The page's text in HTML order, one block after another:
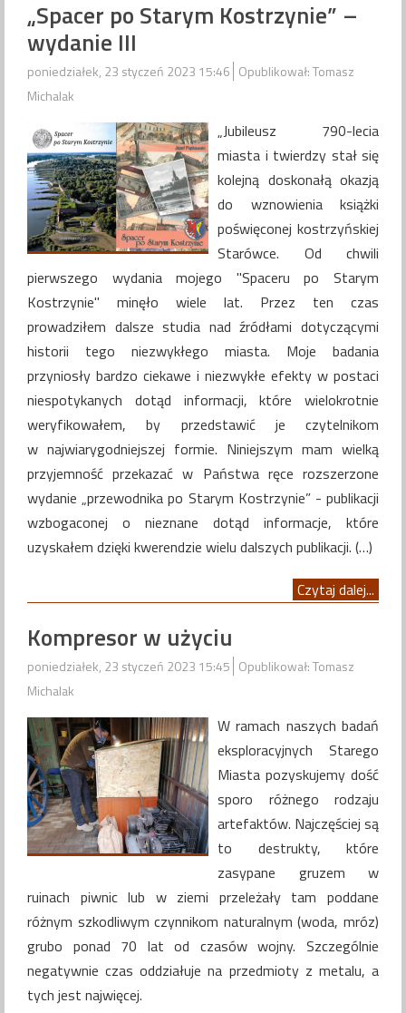
„Spacer po Starym Kostrzynie” –
wydanie III
poniedziałek, 23 styczeń 2023 15:46 Opublikował: Tomasz
Michalak
„Jubileusz 790-lecia
miasta i twierdzy stał się
kolejną doskonałą okazją
do wznowienia książki
poświęconej kostrzyńskiej
Starówce. Od chwili
pierwszego wydania mojego "Spaceru po Starym
Kostrzynie" minęło wiele lat. Przez ten czas
prowadziłem dalsze studia nad źródłami dotyczącymi
historii tego niezwykłego miasta. Moje badania
przyniosły bardzo ciekawe i niezwykłe efekty w postaci
niespotykanych dotąd informacji, które wielokrotnie
weryfikowałem, by przedstawić je czytelnikom
w najwiarygodniejszej formie. Niniejszym mam wielką
przyjemność przekazać w Państwa ręce rozszerzone
wydanie „przewodnika po Starym Kostrzynie” - publikacji
wzbogaconej o nieznane dotąd informacje, które
uzyskałem dzięki kwerendzie wielu dalszych publikacji. (…)
Czytaj dalej...
Kompresor w użyciu
poniedziałek, 23 styczeń 2023 15:45 Opublikował: Tomasz
Michalak
W ramach naszych badań
eksploracyjnych Starego
Miasta pozyskujemy dość
sporo różnego rodzaju
artefaktów. Najczęściej są
to destrukty, które
zasypane gruzem w
ruinach piwnic lub w ziemi przeleżały tam poddane
różnym szkodliwym czynnikom naturalnym (woda, mróz)
grubo ponad 70 lat od czasów wojny. Szczególnie
negatywnie czas oddziałuje na przedmioty z metalu, a
tych jest najwięcej.